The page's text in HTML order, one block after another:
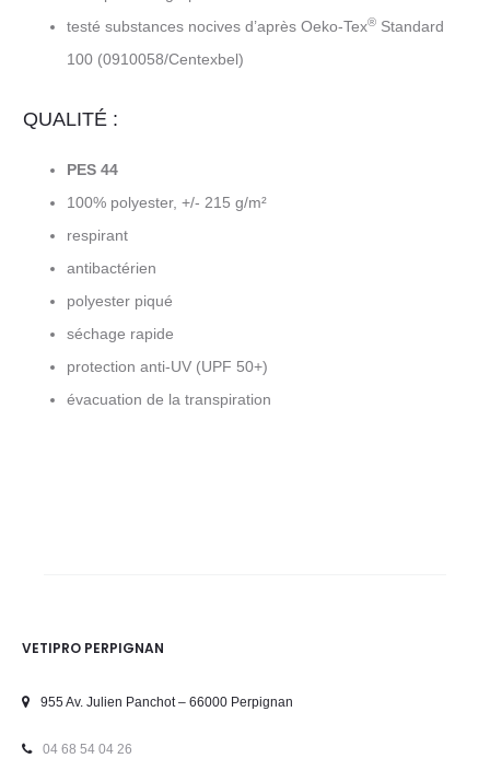
testé substances nocives d’après Oeko-Tex® Standard
100 (0910058/Centexbel)
QUALITÉ :
PES 44
100% polyester, +/- 215 g/m²
respirant
antibactérien
polyester piqué
séchage rapide
protection anti-UV (UPF 50+)
évacuation de la transpiration
VETIPRO PERPIGNAN
955 Av. Julien Panchot – 66000 Perpignan
04 68 54 04 26